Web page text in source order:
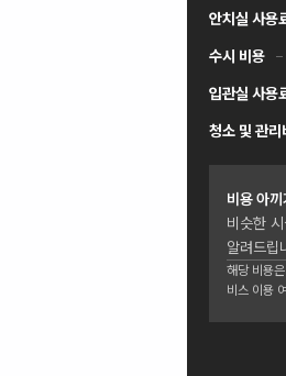
안치실 사용
수시 비용
입관실 사용
청소 및 관리
비용 아
비슷한
알려드립
해당 비용은
비스 이용